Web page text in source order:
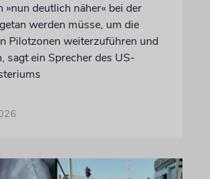
»nun deutlich näher« bei der
werden müsse, um die
Pilotzonen weiterzuführen und
sagt ein Sprecher des US-